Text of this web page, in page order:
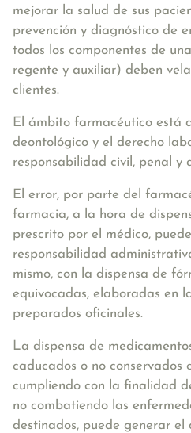
mejorar la salud de sus
prevención y diagnóstico de
todos los componentes de
regente y auxiliar) deben
clientes.
El ámbito farmacéutico está
deontológico y el derecho
responsabilidad civil, penal y
El error, por parte del
farmacia, a la hora de
prescrito por el médico,
responsabilidad
mismo, con la dispensa de
equivocadas, elaboradas en
preparados oficinales.
La dispensa de
caducados o no conservados
cumpliendo con la finalidad
no combatiendo las
destinados, puede generar el